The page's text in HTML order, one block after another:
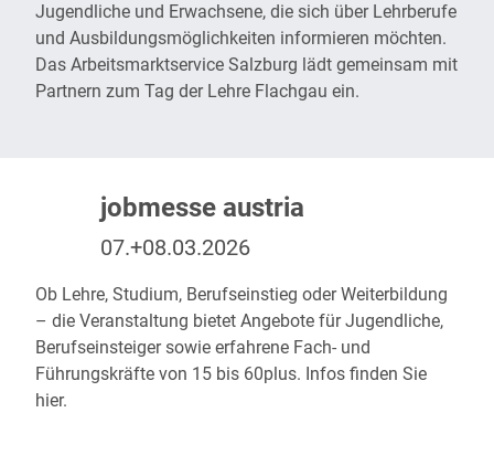
Jugendliche und Erwachsene, die sich über Lehrberufe
und Ausbildungsmöglichkeiten informieren möchten.
Das Arbeitsmarktservice Salzburg lädt gemeinsam mit
Partnern zum Tag der Lehre Flachgau ein.
jobmesse austria
07.+08.03.2026
Ob Lehre, Studium, Berufseinstieg oder Weiterbildung
– die Veranstaltung bietet Angebote für Jugendliche,
Berufseinsteiger sowie erfahrene Fach- und
Führungskräfte von 15 bis 60plus. Infos finden Sie
hier.